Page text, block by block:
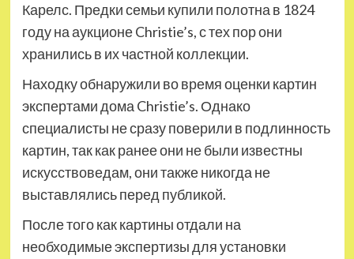
Карелс. Предки семьи купили полотна в 1824
году на аукционе Christie’s, с тех пор они
хранились в их частной коллекции.
Находку обнаружили во время оценки картин
экспертами дома Christie’s. Однако
специалисты не сразу поверили в подлинность
картин, так как ранее они не были известны
искусствоведам, они также никогда не
выставлялись перед публикой.
После того как картины отдали на
необходимые экспертизы для установки